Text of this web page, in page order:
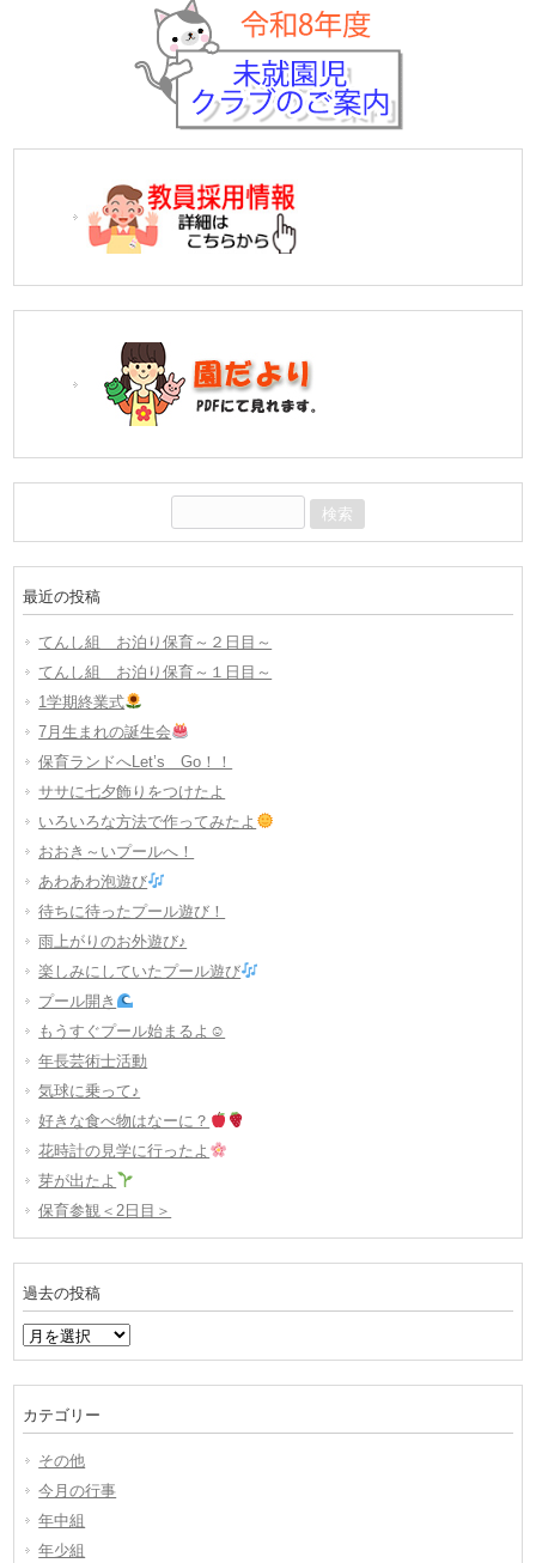
索:
最近の投稿
てんし組 お泊り保育～２日目～
てんし組 お泊り保育～１日目～
1学期終業式
7月生まれの誕生会
保育ランドへLet’s Go！！
ササに七夕飾りをつけたよ
いろいろな方法で作ってみたよ
おおき～いプールへ！
あわあわ泡遊び
待ちに待ったプール遊び！
雨上がりのお外遊び♪
楽しみにしていたプール遊び
プール開き
もうすぐプール始まるよ☺
年長芸術士活動
気球に乗って♪
好きな食べ物はなーに？
花時計の見学に行ったよ
芽が出たよ
保育参観＜2日目＞
過去の投稿
過
去
稿
カテゴリー
その他
今月の行事
年中組
年少組